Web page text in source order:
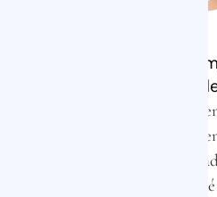
Un enfoque
personalizado
Desde el primer
Sabemos que cada
inquietudes,
Juntos, analizaremos